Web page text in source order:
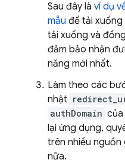
Sau đây là ví dụ
mẫu để tải xuống
tải xuống và
đảm bảo nhận
năng mới nhất.
Làm theo các
nhật
authDomain của
lại ứng dụng,
trên nhiều nguồn
nữa.